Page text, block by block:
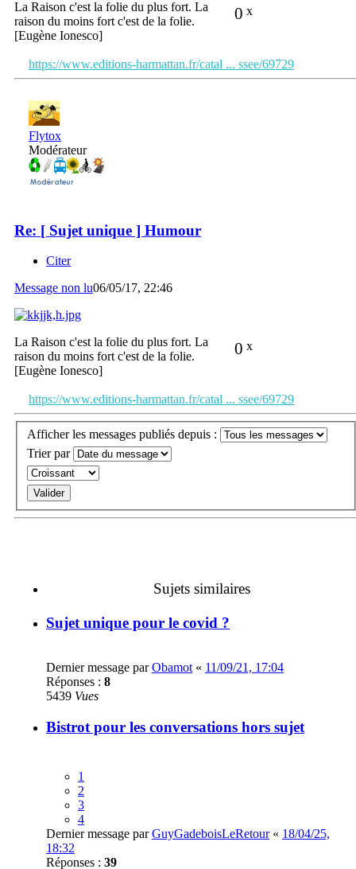
0 x
La Raison c'est la folie du plus fort. La
raison du moins fort c'est de la folie.
[Eugène Ionesco]
https://www.editions-harmattan.fr/catal ... ssee/69729
Flytox
Modérateur
Re: [ Sujet unique ] Humour
Citer
Message non lu06/05/17, 22:46
0 x
La Raison c'est la folie du plus fort. La
raison du moins fort c'est de la folie.
[Eugène Ionesco]
https://www.editions-harmattan.fr/catal ... ssee/69729
Afficher les messages publiés depuis :
Trier par
Sujets similaires
Sujet unique pour le covid ?
Dernier message parObamot « 11/09/21, 17:04
Réponses : 8
5439 Vues
Bistrot pour les conversations hors sujet
1
2
3
4
Dernier message parGuyGadeboisLeRetour« 18/04/25,
18:32
Réponses : 39